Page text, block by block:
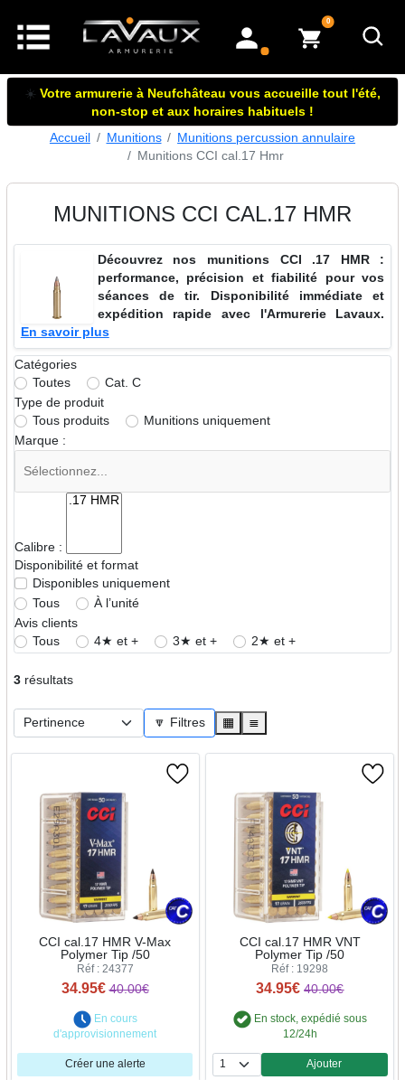
mon compte
0articles dans le panier
☀️ Votre armurerie à Neufchâteau vous accueille tout l'été,
non-stop et aux horaires habituels !
Accueil
Munitions
Munitions percussion annulaire
Munitions CCI cal.17 Hmr
MUNITIONS CCI CAL.17 HMR
Découvrez nos munitions CCI .17 HMR :
performance, précision et fiabilité pour vos
séances de tir. Disponibilité immédiate et
expédition rapide avec l'Armurerie Lavaux.
En savoir plus
Catégories
Toutes
Cat. C
Type de produit
Tous produits
Munitions uniquement
Marque :
Calibre :
Disponibilité et format
Disponibles uniquement
Tous
À l’unité
Avis clients
Tous
4★ et + 3★ et + 2★ et +
3résultats
🔽 Filtres ▦ ≣
CCI cal.17 HMR V-Max
Polymer Tip /50
Réf : 24377
34.95€ 40.00€
En cours
d'approvisionnement
Créer une alerte
CCI cal.17 HMR VNT
Polymer Tip /50
Réf : 19298
34.95€ 40.00€
En stock, expédié sous
12/24h
Quantité
Ajouter